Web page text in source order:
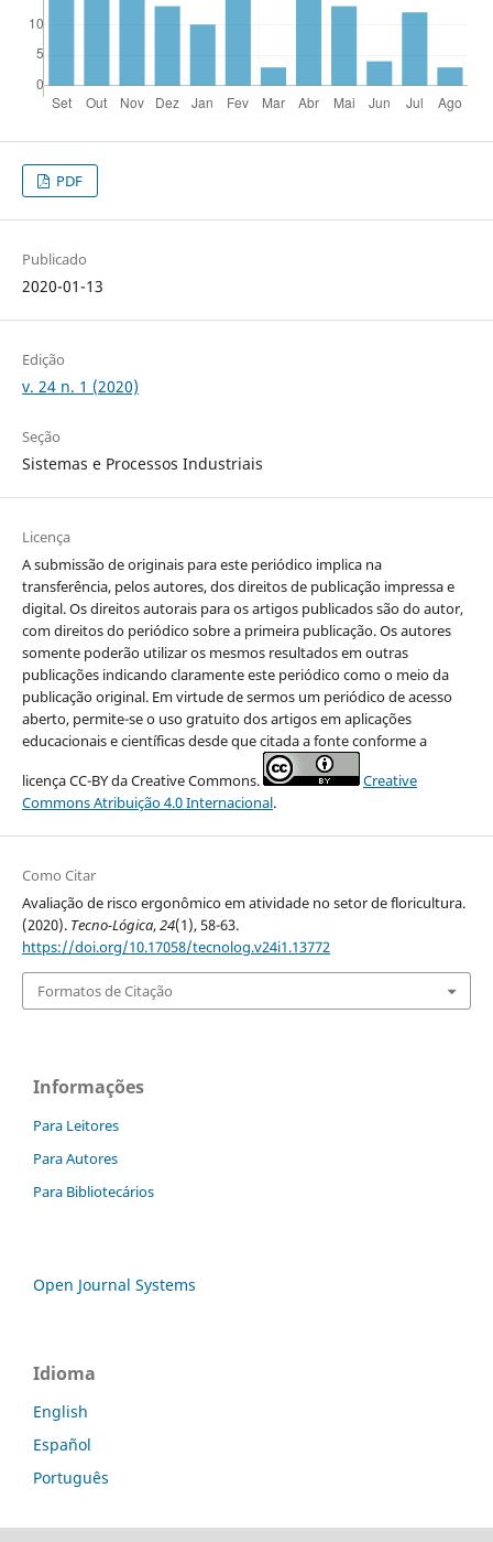
PDF
Publicado
2020-01-13
Edição
v. 24 n. 1 (2020)
Seção
Sistemas e Processos Industriais
Licença
A submissão de originais para este periódico implica na
transferência, pelos autores, dos direitos de publicação impressa e
digital. Os direitos autorais para os artigos publicados são do autor,
com direitos do periódico sobre a primeira publicação. Os autores
somente poderão utilizar os mesmos resultados em outras
publicações indicando claramente este periódico como o meio da
publicação original. Em virtude de sermos um periódico de acesso
aberto, permite-se o uso gratuito dos artigos em aplicações
educacionais e científicas desde que citada a fonte conforme a
licença CC-BY da Creative Commons.
Creative
Commons Atribuição 4.0 Internacional.
Como Citar
Avaliação de risco ergonômico em atividade no setor de floricultura.
(2020). Tecno-Lógica,24(1), 58-63.
https://doi.org/10.17058/tecnolog.v24i1.13772
Formatos de Citação
Informações
Para Leitores
Para Autores
Para Bibliotecários
Open Journal Systems
Idioma
English
Español
Português